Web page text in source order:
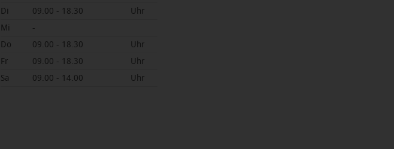
Di
09.00 - 18.30
Uhr
Mi
-
Do
09.00 - 18.30
Uhr
Fr
09.00 - 18.30
Uhr
Sa
09.00 - 14.00 Uhr